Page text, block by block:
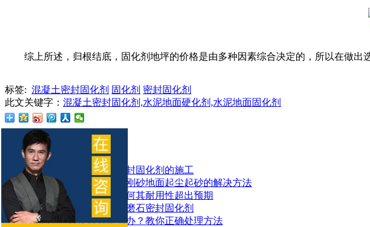
综上所述，归根结底，固化剂地坪的价格是由多种因素综合决定的，所以在做出
标签: 混凝土密封固化剂 固化剂 密封固化剂
此文关键字： 混凝土密封固化剂,水泥地面硬化剂,水泥地面固化剂
相关资讯
如何正确进行混凝土密封固化剂的施工
工厂地面焕然一新！金刚砂地面起尘起砂的解决方法
了解密封固化地坪：为何其耐用性超出预期
如何有效地使用地面水磨石密封固化剂
水泥地面起皮起砂怎么办？教你正确处理方法